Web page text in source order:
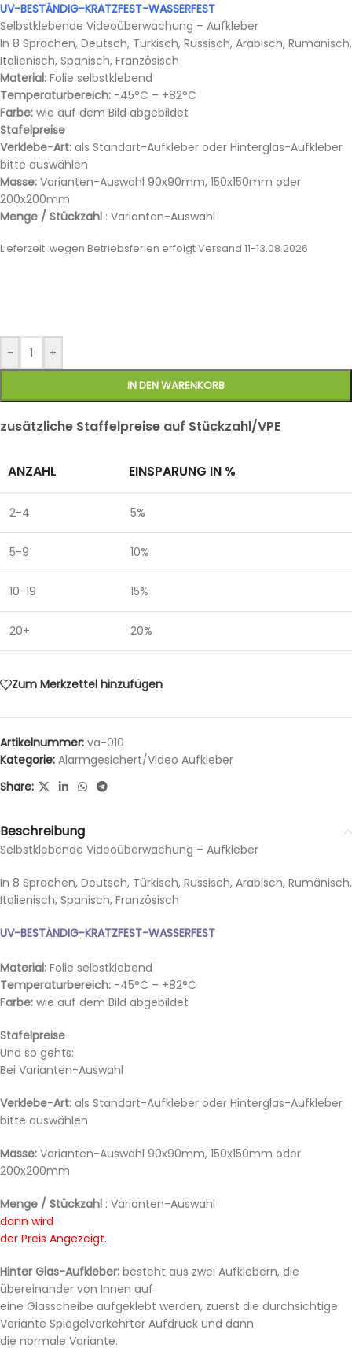
UV-BESTÄNDIG-KRATZFEST-WASSERFEST
Selbstklebende Videoüberwachung – Aufkleber
In 8 Sprachen, Deutsch, Türkisch, Russisch, Arabisch, Rumänisch,
Italienisch, Spanisch, Französisch
Material: Folie selbstklebend
Temperaturbereich: -45°C – +82°C
Farbe: wie auf dem Bild abgebildet
Stafelpreise
Verklebe-Art: als Standart-Aufkleber oder Hinterglas-Aufkleber
bitte auswählen
Masse: Varianten-Auswahl 90x90mm, 150x150mm oder
200x200mm
Menge / Stückzahl : Varianten-Auswahl
Lieferzeit: wegen Betriebsferien erfolgt Versand 11-13.08.2026
- +
IN DEN WARENKORB
zusätzliche Staffelpreise auf Stückzahl/VPE
ANZAHL EINSPARUNG IN %
2-4 5%
5-9 10%
10-19 15%
20+ 20%
Zum Merkzettel hinzufügen
Artikelnummer: va-010
Kategorie: Alarmgesichert/Video Aufkleber
Share:
Beschreibung
Selbstklebende Videoüberwachung – Aufkleber
In 8 Sprachen, Deutsch, Türkisch, Russisch, Arabisch, Rumänisch,
Italienisch, Spanisch, Französisch
UV-BESTÄNDIG-KRATZFEST-WASSERFEST
Material: Folie selbstklebend
Temperaturbereich: -45°C – +82°C
Farbe: wie auf dem Bild abgebildet
Stafelpreise
Und so gehts:
Bei Varianten-Auswahl
Verklebe-Art: als Standart-Aufkleber oder Hinterglas-Aufkleber
bitte auswählen
Masse: Varianten-Auswahl 90x90mm, 150x150mm oder
200x200mm
Menge / Stückzahl : Varianten-Auswahl
dann wird
der Preis Angezeigt.
Hinter Glas-Aufkleber: besteht aus zwei Aufklebern, die
übereinander von Innen auf
eine Glasscheibe aufgeklebt werden, zuerst die durchsichtige
Variante Spiegelverkehrter Aufdruck und dann
die normale Variante.